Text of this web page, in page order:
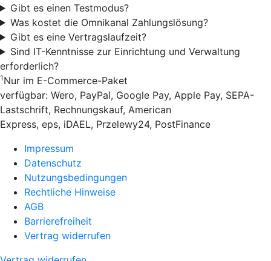
Gibt es einen Testmodus?
Was kostet die Omnikanal Zahlungslösung?
Gibt es eine Vertragslaufzeit?
Sind IT-Kenntnisse zur Einrichtung und Verwaltung
erforderlich?
1 Nur im E-Commerce-Paket
verfügbar: Wero, PayPal, Google Pay, Apple Pay, SEPA-
Lastschrift, Rechnungskauf, American
Express, eps, iDAEL, Przelewy24, PostFinance
Impressum
Datenschutz
Nutzungsbedingungen
Rechtliche Hinweise
AGB
Barrierefreiheit
Vertrag widerrufen